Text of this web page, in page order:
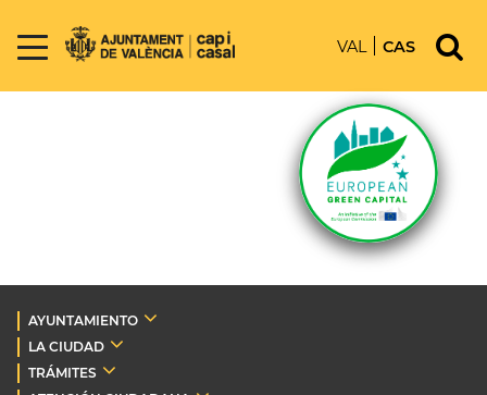
VAL CAS
AYUNTAMIENTO
LA CIUDAD
TRÁMITES